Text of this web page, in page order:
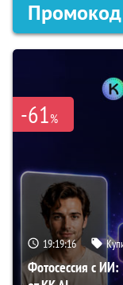
Промокод
-61%
19:19:15
Фотосессия с